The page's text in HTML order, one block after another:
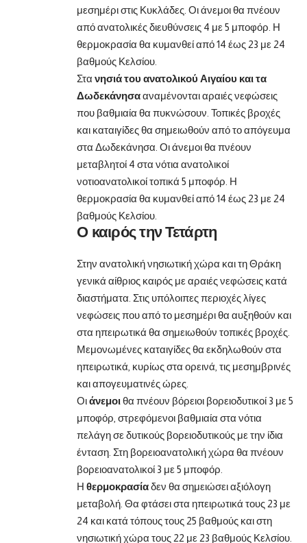
μεσημέρι στις Κυκλάδες. Οι άνεμοι θα πνέουν
από ανατολικές διευθύνσεις 4 με 5 μποφόρ. Η
θερμοκρασία θα κυμανθεί από 14 έως 23 με 24
βαθμούς Κελσίου.
Στα νησιά του ανατολικού Αιγαίου και τα
Δωδεκάνησααναμένονται αραιές νεφώσεις
που βαθμιαία θα πυκνώσουν. Τοπικές βροχές
και καταιγίδες θα σημειωθούν από το απόγευμα
στα Δωδεκάνησα. Οι άνεμοι θα πνέουν
μεταβλητοί 4 στα νότια ανατολικοί
νοτιοανατολικοί τοπικά 5 μποφόρ. Η
θερμοκρασία θα κυμανθεί από 14 έως 23 με 24
βαθμούς Κελσίου.
Ο καιρός την Τετάρτη
Στην ανατολική νησιωτική χώρα και τη Θράκη
γενικά αίθριος καιρός με αραιές νεφώσεις κατά
διαστήματα. Στις υπόλοιπες περιοχές λίγες
νεφώσεις που από το μεσημέρι θα αυξηθούν και
στα ηπειρωτικά θα σημειωθούν τοπικές βροχές.
Μεμονωμένες καταιγίδες θα εκδηλωθούν στα
ηπειρωτικά, κυρίως στα ορεινά, τις μεσημβρινές
και απογευματινές ώρες.
Οιάνεμοι θα πνέουν βόρειοι βορειοδυτικοί 3 με 5
μποφόρ, στρεφόμενοι βαθμιαία στα νότια
πελάγη σε δυτικούς βορειοδυτικούς με την ίδια
ένταση. Στη βορειοανατολική χώρα θα πνέουν
βορειοανατολικοί 3 με 5 μποφόρ.
Η θερμοκρασίαδεν θα σημειώσει αξιόλογη
μεταβολή. Θα φτάσει στα ηπειρωτικά τους 23 με
24 και κατά τόπους τους 25 βαθμούς και στη
νησιωτική χώρα τους 22 με 23 βαθμούς Κελσίου.